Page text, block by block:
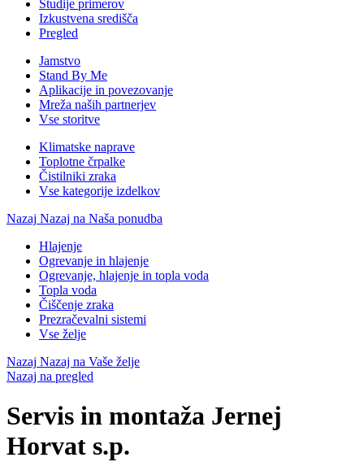
Študije primerov
Izkustvena središča
Pregled
Jamstvo
Stand By Me
Aplikacije in povezovanje
Mreža naših partnerjev
Vse storitve
Klimatske naprave
Toplotne črpalke
Čistilniki zraka
Vse kategorije izdelkov
Nazaj Nazaj na Naša ponudba
Hlajenje
Ogrevanje in hlajenje
Ogrevanje, hlajenje in topla voda
Topla voda
Čiščenje zraka
Prezračevalni sistemi
Vse želje
Nazaj Nazaj na Vaše želje
Nazaj na pregled
Servis in montaža Jernej
Horvat s.p.